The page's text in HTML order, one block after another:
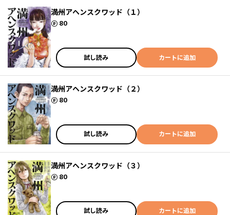
満州アヘンスクワッド（１）
80
ポイント
試し読み カートに追加
満州アヘンスクワッド（２）
80
ポイント
試し読み カートに追加
満州アヘンスクワッド（３）
80
ポイント
試し読み カートに追加